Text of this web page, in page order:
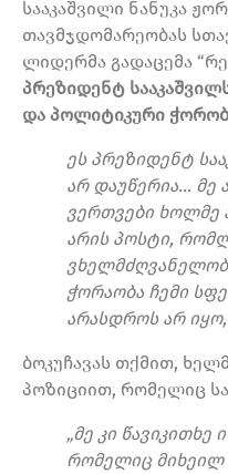
სააკაშვილი ნანუკა
თავმჯდომარეობას
ლიდერმა გადაცემა
პრეზიდენტ
და პოლიტიკური
ეს პრეზიდენტ
არ დაუწერია… მე
ვერთვები ხოლმე
არის პოსტი,
ჭორაობა ჩემი
არასდროს არ იყო,
ბოკუჩავას თქმით,
პოზიციით, რომელიც
„მე კი წავიკითხე
რომელიც მიხეილ